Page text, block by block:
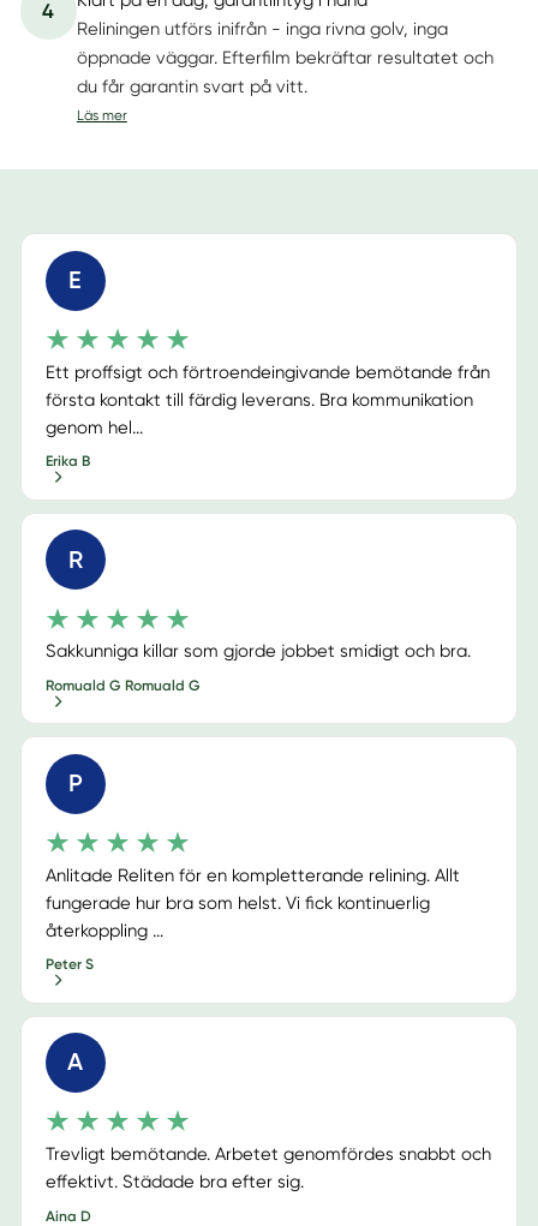
4
Reliningen utförs inifrån - inga rivna golv, inga
öppnade väggar. Efterfilm bekräftar resultatet och
du får garantin svart på vitt.
Läs mer
E
Ett proffsigt och förtroendeingivande bemötande från
första kontakt till färdig leverans. Bra kommunikation
genom hel...
Erika B
R
Sakkunniga killar som gjorde jobbet smidigt och bra.
Romuald G Romuald G
P
Anlitade Reliten för en kompletterande relining. Allt
fungerade hur bra som helst. Vi fick kontinuerlig
återkoppling ...
Peter S
A
Trevligt bemötande. Arbetet genomfördes snabbt och
effektivt. Städade bra efter sig.
Aina D